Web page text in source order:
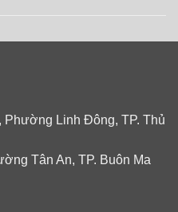
Phường Linh Đông, TP. Thủ
Tân An, TP. Buôn Ma